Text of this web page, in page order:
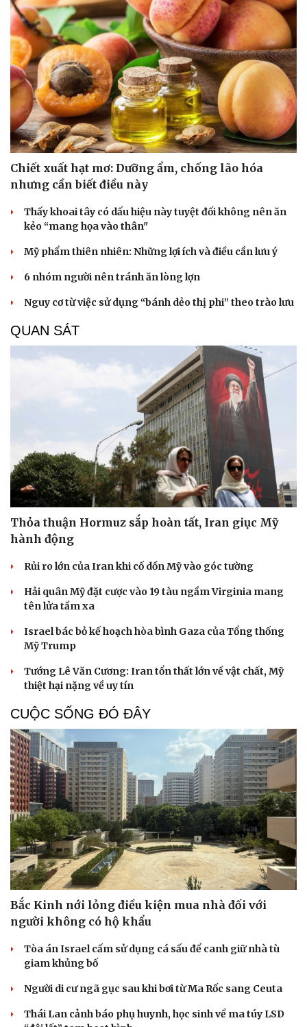
Cải chính
Chiết xuất hạt mơ: Dưỡng ẩm, chống lão hóa
nhưng cần biết điều này
Thấy khoai tây có dấu hiệu này tuyệt đối không nên ăn
kẻo “mang họa vào thân"
Mỹ phẩm thiên nhiên: Những lợi ích và điều cần lưu ý
6 nhóm người nên tránh ăn lòng lợn
Nguy cơ từ việc sử dụng “bánh dẻo thị phi” theo trào lưu
QUAN SÁT
Thỏa thuận Hormuz sắp hoàn tất, Iran giục Mỹ
hành động
Rủi ro lớn của Iran khi cố dồn Mỹ vào góc tường
Hải quân Mỹ đặt cược vào 19 tàu ngầm Virginia mang
tên lửa tầm xa
Israel bác bỏ kế hoạch hòa bình Gaza của Tổng thống
Mỹ Trump
Tướng Lê Văn Cương: Iran tổn thất lớn về vật chất, Mỹ
thiệt hại nặng về uy tín
CUỘC SỐNG ĐÓ ĐÂY
Bắc Kinh nới lỏng điều kiện mua nhà đối với
người không có hộ khẩu
Tòa án Israel cấm sử dụng cá sấu để canh giữ nhà tù
giam khủng bố
Người di cư ngã gục sau khi bơi từ Ma Rốc sang Ceuta
Thái Lan cảnh báo phụ huynh, học sinh về ma túy LSD